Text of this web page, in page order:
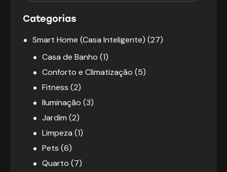
Categorias
Smart Home (Casa Inteligente) (27)
Casa de Banho (1)
Conforto e Climatização (5)
Fitness (2)
Iluminação (3)
Jardim (2)
Limpeza (1)
Pets (6)
Quarto (7)